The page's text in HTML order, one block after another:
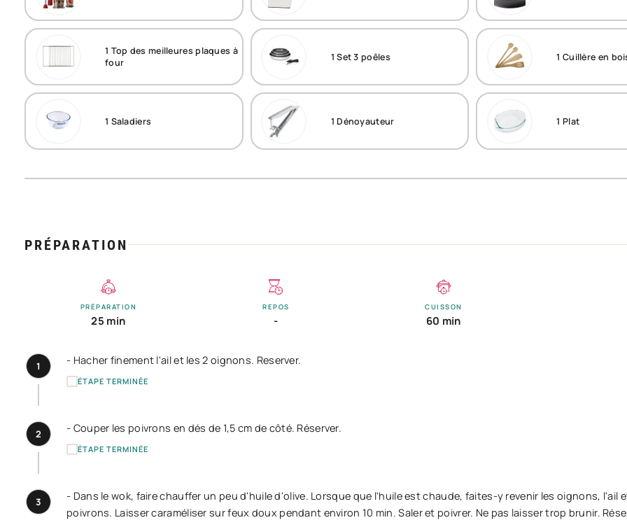
1 Top des meilleures plaques à
four
1 Set 3 poêles 1 Cuillère en
1 Saladiers 1 Dénoyauteur 1 Plat
PRÉPARATION
PRÉPARATION
25 min
REPOS
-
CUISSON
60 min
1 - Hacher finement l'ail et les 2 oignons. Reserver.
ÉTAPE TERMINÉE
2 - Couper les poivrons en dés de 1,5 cm de côté. Réserver.
ÉTAPE TERMINÉE
3
- Dans le wok, faire chauffer un peu d'huile d'olive. Lorsque que l'huile est chaude, faites-y revenir les oignons, l'ail
poivrons. Laisser caraméliser sur feux doux pendant environ 10 min. Saler et poivrer. Ne pas laisser trop brunir.